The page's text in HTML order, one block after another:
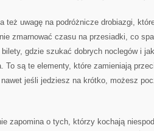
też uwagę na podróżnicze drobiazgi,
zmarnować czasu na przesiadki, co
gdzie szukać dobrych noclegów i
To są te elementy, które zamieniają
jeśli jedziesz na krótko, możesz
zapomina o tych, którzy kochają